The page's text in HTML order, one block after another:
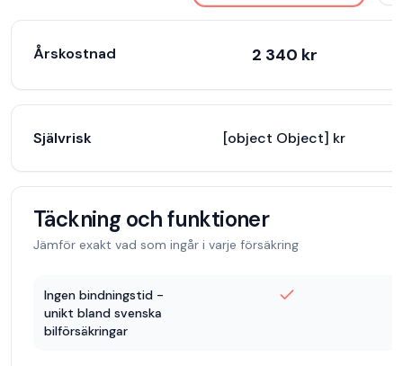
Årskostnad 2 340 kr
Självrisk [object Object] kr
Täckning och funktioner
Jämför exakt vad som ingår i varje försäkring
Ingen bindningstid -
unikt bland svenska
bilförsäkringar